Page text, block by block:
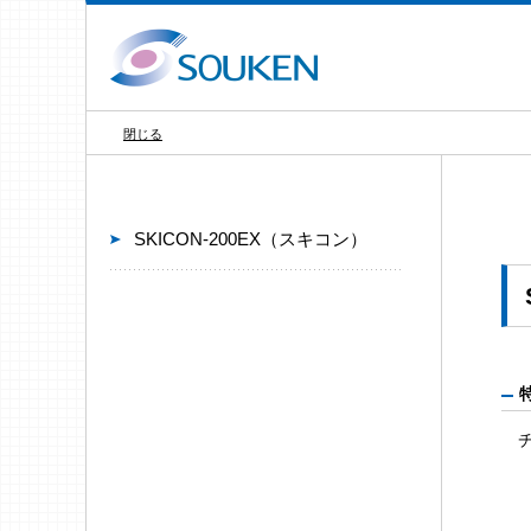
閉じる
SKICON-200EX（スキコン）